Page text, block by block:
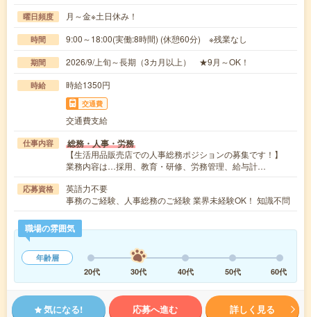
曜日頻度 月～金※土日休み！
時間 9:00～18:00(実働:8時間) (休憩60分) ※残業なし
期間 2026/9/上旬～長期（3カ月以上） ★9月～OK！
時給 時給1350円
交通費
交通費支給
仕事内容 総務・人事・労務
【生活用品販売店での人事総務ポジションの募集です！】
業務内容は…採用、教育・研修、労務管理、給与計…
応募資格
英語力不要
事務のご経験、人事総務のご経験 業界未経験OK！ 知識不問
職場の雰囲気
年齢層
20代
30代 40代 50代 60代
気になる! 応募へ進む 詳しく見る